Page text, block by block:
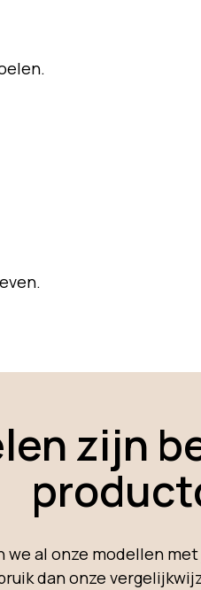
zijn
al onze modellen
dan onze